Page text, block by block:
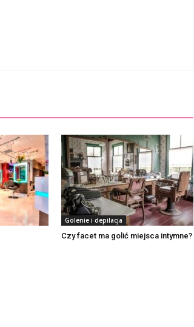
Golenie i depilacja
Czy facet ma golić miejsca intymne?